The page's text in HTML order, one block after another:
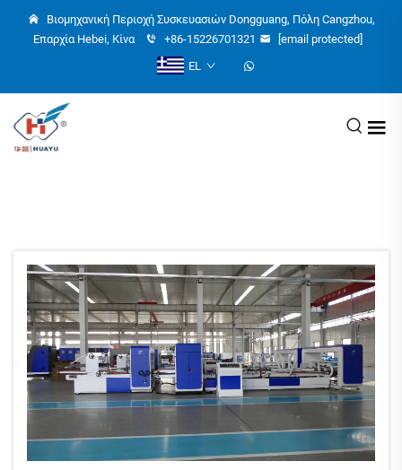
Βιομηχανική Περιοχή Συσκευασιών Dongguang, Πόλη Cangzhou,
Επαρχία Hebei, Κίνα
+86-15226701321
[email protected]
EL